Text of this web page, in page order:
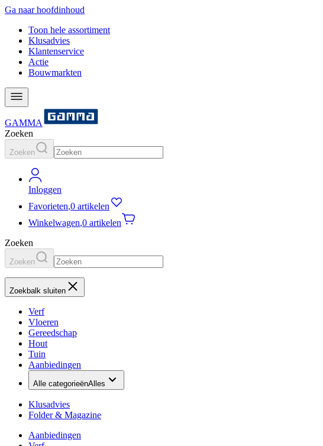
Ga naar hoofdinhoud
Toon hele assortiment
Klusadvies
Klantenservice
Actie
Bouwmarkten
GAMMA
Zoeken
Zoeken
Inloggen
Favorieten,0 artikelen
Winkelwagen,0 artikelen
Zoeken
Zoeken
Zoekbalk sluiten
Verf
Vloeren
Gereedschap
Hout
Tuin
Aanbiedingen
Alle categorieënAlles
Klusadvies
Folder & Magazine
Aanbiedingen